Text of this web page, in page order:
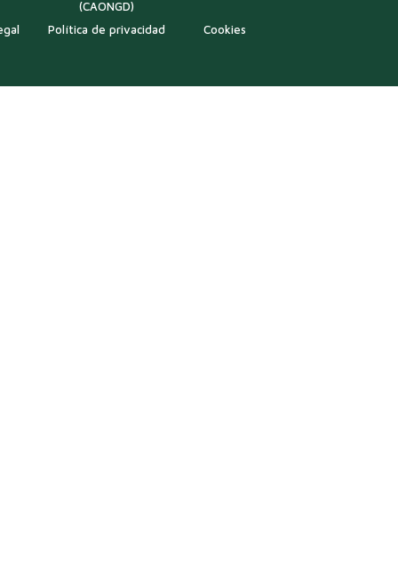
(CAONGD)
Política de privacidad Cookies